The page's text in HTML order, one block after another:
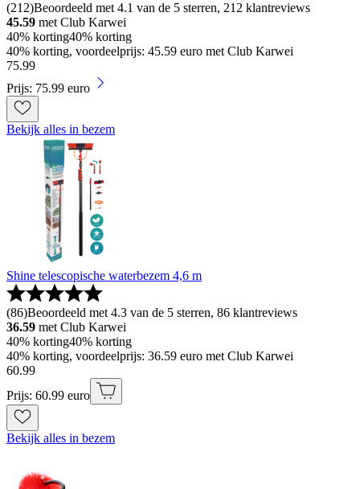
(212)Beoordeeld met 4.1 van de 5 sterren, 212 klantreviews
45.59 met Club Karwei
40% korting40% korting
40% korting, voordeelprijs: 45.59 euro met Club Karwei
75.99
Prijs: 75.99 euro
Bekijk alles in bezem
Shine telescopische waterbezem 4,6 m
(86)Beoordeeld met 4.3 van de 5 sterren, 86 klantreviews
36.59 met Club Karwei
40% korting40% korting
40% korting, voordeelprijs: 36.59 euro met Club Karwei
60.99
Prijs: 60.99 euro
Bekijk alles in bezem